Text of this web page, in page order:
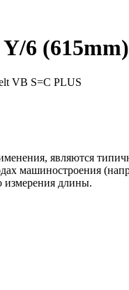
6 (615mm)
VB S=C PLUS
являются
машиностроения
измерения длины.